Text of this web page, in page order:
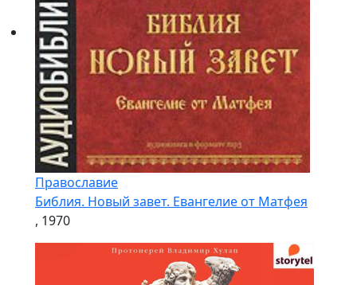
Православие
Библия. Новый завет. Евангелие от Матфея
, 1970